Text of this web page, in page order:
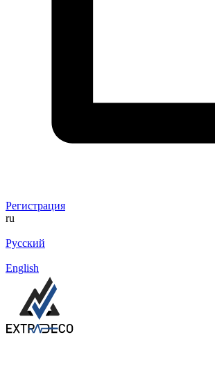
Регистрация
ru
Русский
English